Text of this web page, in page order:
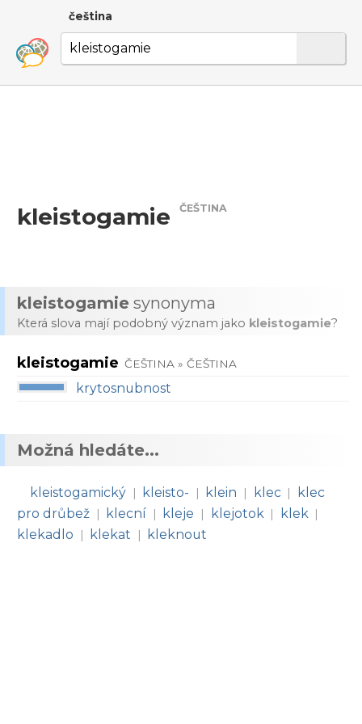
čeština
kleistogamie ČEŠTINA
kleistogamie synonyma
Která slova mají podobný význam jako kleistogamie?
kleistogamie ČEŠTINA » ČEŠTINA
krytosnubnost
Možná hledáte...
kleistogamický | kleisto- | klein | klec |
klec
pro drůbež | klecní | kleje | klejotok | klek |
klekadlo | klekat | kleknout